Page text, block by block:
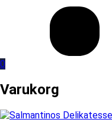
0
Varukorg